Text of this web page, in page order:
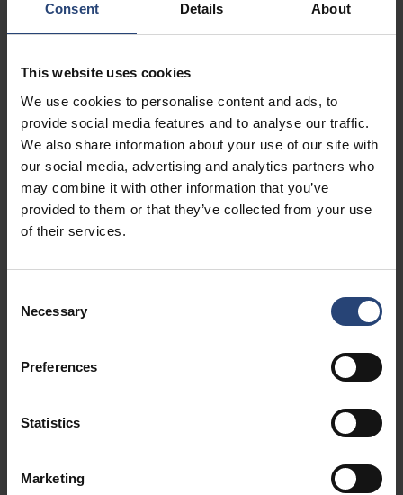
Consent Details About
This website uses cookies
We use cookies to personalise content and ads, to
provide social media features and to analyse our traffic.
We also share information about your use of our site with
our social media, advertising and analytics partners who
may combine it with other information that you’ve
provided to them or that they’ve collected from your use
of their services.
Selection
Necessary
Preferences
Statistics
Marketing
經濟實惠的客製化
定需求量身打造更標準化的外包裝解決方案。
廣泛的材料選擇
根據需求，嵌件與內置配件可採用多種材料製成，從塑
膠、瓦楞紙板到木質配件皆可。
經工程設計與測試
對產品固定與保護的需求。
客製化包裝內頁與內